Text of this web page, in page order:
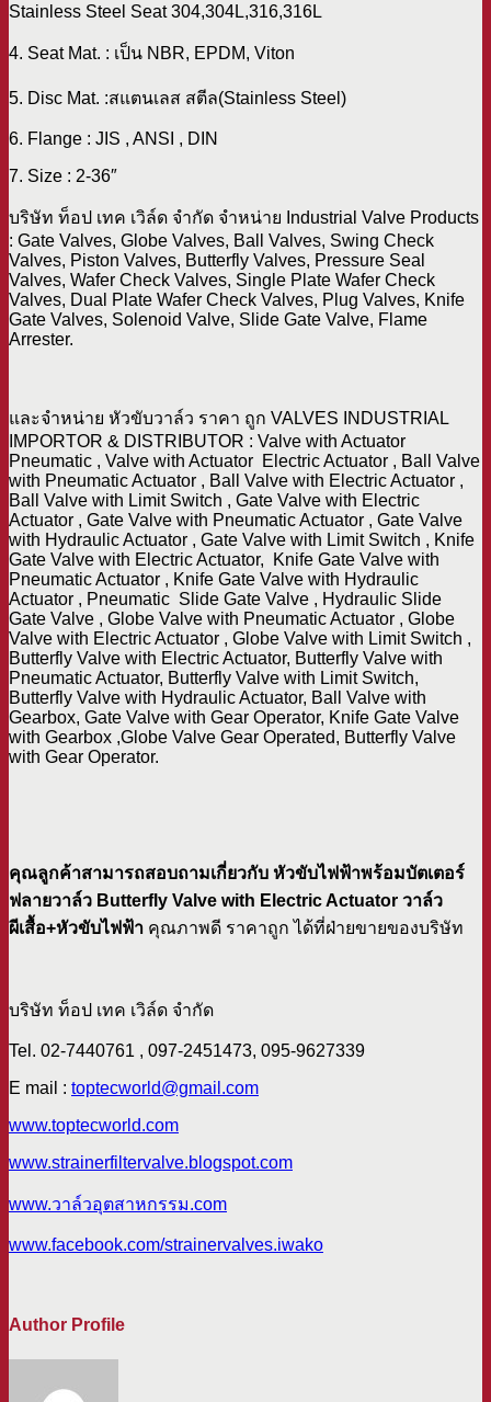
Stainless Steel Seat 304,304L,316,316L
4. Seat Mat. : เป็น NBR, EPDM, Viton
5. Disc Mat. :สแตนเลส สตีล(Stainless Steel)
6. Flange : JIS , ANSI , DIN
7. Size : 2-36″
บริษัท ท็อป เทค เวิล์ด จำกัด จำหน่าย Industrial Valve Products
: Gate Valves, Globe Valves, Ball Valves, Swing Check
Valves, Piston Valves, Butterfly Valves, Pressure Seal
Valves, Wafer Check Valves, Single Plate Wafer Check
Valves, Dual Plate Wafer Check Valves, Plug Valves, Knife
Gate Valves, Solenoid Valve, Slide Gate Valve, Flame
Arrester.
และจำหน่าย หัวขับวาล์ว ราคา ถูก VALVES INDUSTRIAL
IMPORTOR & DISTRIBUTOR : Valve with Actuator
Pneumatic , Valve with Actuator Electric Actuator , Ball Valve
with Pneumatic Actuator , Ball Valve with Electric Actuator ,
Ball Valve with Limit Switch , Gate Valve with Electric
Actuator , Gate Valve with Pneumatic Actuator , Gate Valve
with Hydraulic Actuator , Gate Valve with Limit Switch , Knife
Gate Valve with Electric Actuator, Knife Gate Valve with
Pneumatic Actuator , Knife Gate Valve with Hydraulic
Actuator , Pneumatic Slide Gate Valve , Hydraulic Slide
Gate Valve , Globe Valve with Pneumatic Actuator , Globe
Valve with Electric Actuator , Globe Valve with Limit Switch ,
Butterfly Valve with Electric Actuator, Butterfly Valve with
Pneumatic Actuator, Butterfly Valve with Limit Switch,
Butterfly Valve with Hydraulic Actuator, Ball Valve with
Gearbox, Gate Valve with Gear Operator, Knife Gate Valve
with Gearbox ,Globe Valve Gear Operated, Butterfly Valve
with Gear Operator.
คุณลูกค้าสามารถสอบถามเกี่ยวกับ หัวขับไฟฟ้าพร้อมบัตเตอร์
ฟลายวาล์ว Butterfly Valve with Electric Actuator วาล์ว
ผีเสื้อ+หัวขับไฟฟ้า คุณภาพดี ราคาถูก ได้ที่ฝ่ายขายของบริษัท
บริษัท ท็อป เทค เวิล์ด จำกัด
Tel. 02-7440761 , 097-2451473, 095-9627339
E mail : toptecworld@gmail.com
www.toptecworld.com
www.strainerfiltervalve.blogspot.com
www.วาล์วอุตสาหกรรม.com
www.facebook.com/strainervalves.iwako
Author Profile